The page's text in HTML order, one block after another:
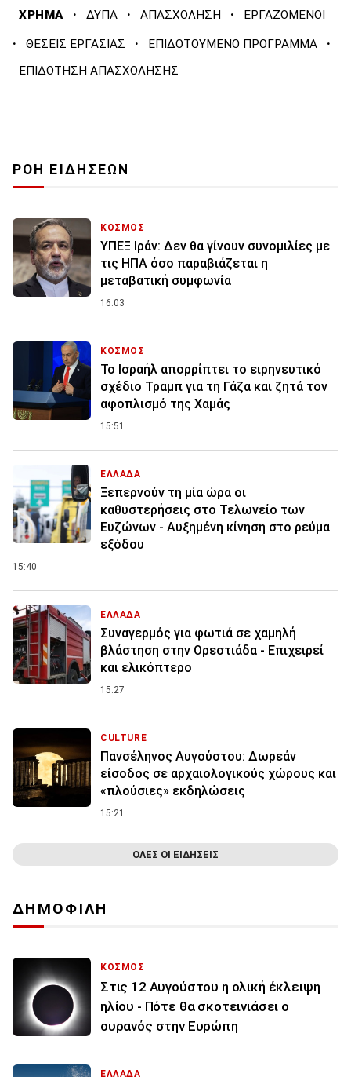
ΧΡΗΜΑ · ΔΥΠΑ · ΑΠΑΣΧΟΛΗΣΗ · ΕΡΓΑΖΟΜΕΝΟΙ
· ΘΕΣΕΙΣ ΕΡΓΑΣΙΑΣ · ΕΠΙΔΟΤΟΥΜΕΝΟ ΠΡΟΓΡΑΜΜΑ ·
ΕΠΙΔΟΤΗΣΗ ΑΠΑΣΧΟΛΗΣΗΣ
ΡΟΗ ΕΙΔΗΣΕΩΝ
ΚΟΣΜΟΣ
ΥΠΕΞ Ιράν: Δεν θα γίνουν συνομιλίες με
τις ΗΠΑ όσο παραβιάζεται η
μεταβατική συμφωνία
16:03
ΚΟΣΜΟΣ
Το Ισραήλ απορρίπτει το ειρηνευτικό
σχέδιο Τραμπ για τη Γάζα και ζητά τον
αφοπλισμό της Χαμάς
15:51
ΕΛΛΑΔΑ
Ξεπερνούν τη μία ώρα οι
καθυστερήσεις στο Τελωνείο των
Ευζώνων - Αυξημένη κίνηση στο ρεύμα
εξόδου
15:40
ΕΛΛΑΔΑ
Συναγερμός για φωτιά σε χαμηλή
βλάστηση στην Ορεστιάδα - Επιχειρεί
και ελικόπτερο
15:27
CULTURE
Πανσέληνος Αυγούστου: Δωρεάν
είσοδος σε αρχαιολογικούς χώρους και
«πλούσιες» εκδηλώσεις
15:21
ΟΛΕΣ ΟΙ ΕΙΔΗΣΕΙΣ
ΔΗΜΟΦΙΛΗ
ΚΟΣΜΟΣ
Στις 12 Αυγούστου η ολική έκλειψη
ηλίου - Πότε θα σκοτεινιάσει ο
ουρανός στην Ευρώπη
ΕΛΛΑΔΑ